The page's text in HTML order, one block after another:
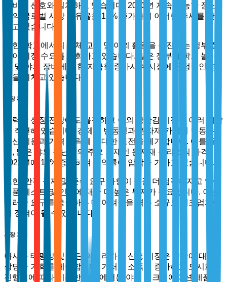
소비자 선호와 일치하고 있습니다. 2023년 지속 가능한 장난
감의 글로벌 시장 점유율은 15% 증가하여 이러한 추세를 반영
하고 있습니다.
또한, 학교에서의 신체 교육 및 야외 활동을 촉진하는 정부 정
책이 시장 수요를 강화하고 있습니다. 많은 정부가 학교 놀이
터 및 야외 장비에 대한 자금을 증가시켜 시장에 긍정적인 영
향을 미치고 있습니다.
시장 제약
강력한 성장 전망에도 불구하고 야외 장난감 시장은 여러 제약
에 직면해 있습니다. 경제적 변동성과 원자재 가격의 변동은
생산 비용과 가격 전략에 중대한 도전을 제기합니다. 예를 들
어, 많은 야외 장난감의 주요 소재인 원자재 플라스틱 가격이
2023년에 18% 증가하여 이익률에 압박을 가하고 있습니다.
또한, 안전 규제 및 준수 요구 사항이 점점 더 엄격해지고 있어
제품 테스트 및 인증에 대한 더 높은 투자가 필요합니다. 이는
이러한 요구를 충족하는 데 어려움을 겪는 소규모 제조업체에
게 장벽이 될 수 있습니다.
시장 기회
아시아 태평양 및 라틴 아메리카의 신흥 시장은 성장에 대한
상당한 기회를 제공합니다. 가처분 소득이 증가하고 도시화가
진행됨에 따라 이러한 지역에서는 야외 레크리에이션 제품에